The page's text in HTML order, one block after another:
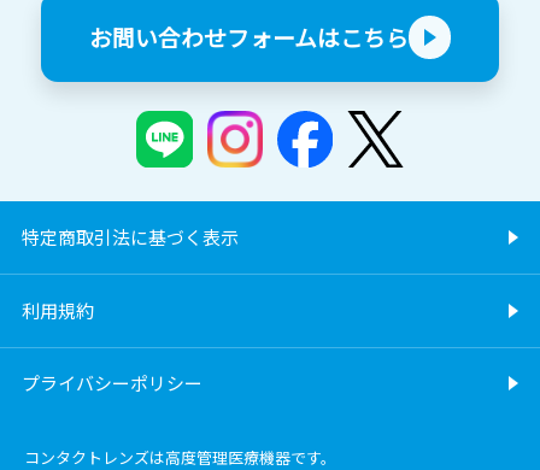
お問い合わせフォームはこちら
特定商取引法に基づく表示
利用規約
プライバシーポリシー
コンタクトレンズは高度管理医療機器です。